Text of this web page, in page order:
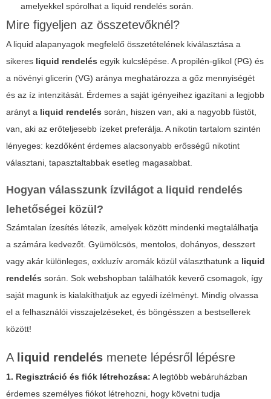
amelyekkel spórolhat a liquid rendelés során.
Mire figyeljen az összetevőknél?
A liquid alapanyagok megfelelő összetételének kiválasztása a
sikeres liquid rendelés egyik kulcslépése. A propilén-glikol (PG) és
a növényi glicerin (VG) aránya meghatározza a gőz mennyiségét
és az íz intenzitását. Érdemes a saját igényeihez igazítani a legjobb
arányt a liquid rendelés során, hiszen van, aki a nagyobb füstöt,
van, aki az erőteljesebb ízeket preferálja. A nikotin tartalom szintén
lényeges: kezdőként érdemes alacsonyabb erősségű nikotint
választani, tapasztaltabbak esetleg magasabbat.
Hogyan válasszunk ízvilágot a liquid rendelés
lehetőségei közül?
Számtalan ízesítés létezik, amelyek között mindenki megtalálhatja
a számára kedvezőt. Gyümölcsös, mentolos, dohányos, desszert
vagy akár különleges, exkluzív aromák közül választhatunk a liquid
rendelés során. Sok webshopban találhatók keverő csomagok, így
saját magunk is kialakíthatjuk az egyedi ízélményt. Mindig olvassa
el a felhasználói visszajelzéseket, és böngésszen a bestsellerek
között!
A liquid rendelés menete lépésről lépésre
1. Regisztráció és fiók létrehozása: A legtöbb webáruházban
érdemes személyes fiókot létrehozni, hogy követni tudja